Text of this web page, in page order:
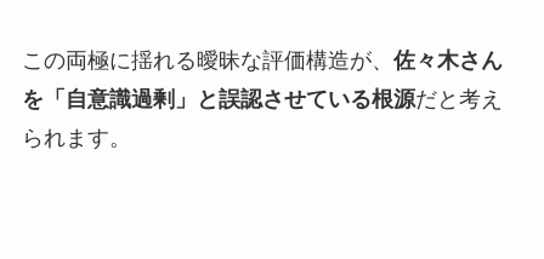
この両極に揺れる曖昧な評価構造が、 佐々木さん
を「自意識過剰」と誤認させている根源だと考え
られます。